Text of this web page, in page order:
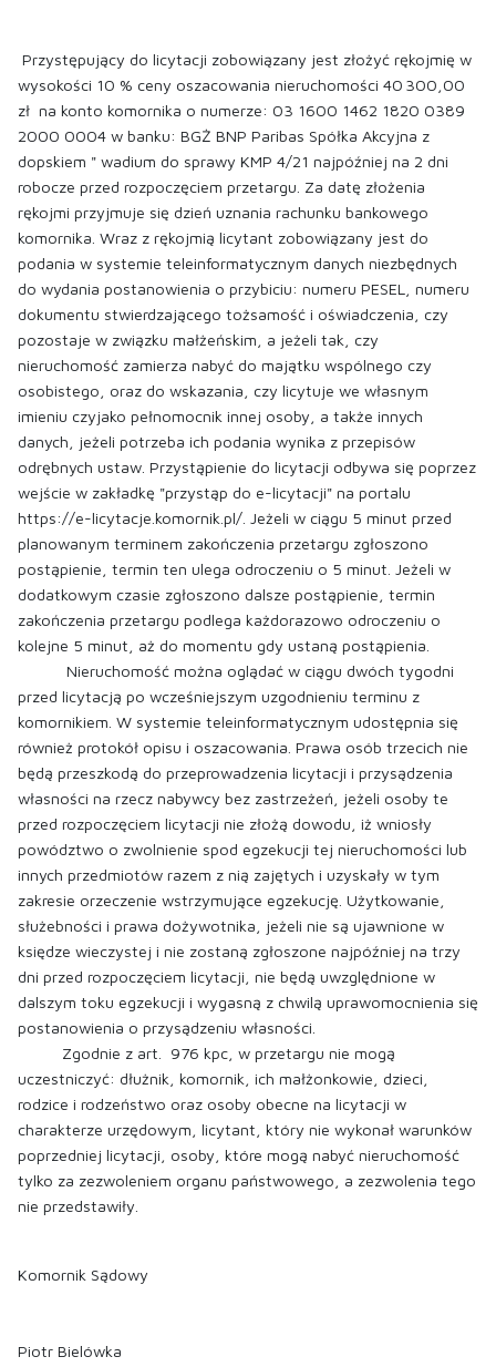
Przystępujący do licytacji zobowiązany jest złożyć rękojmię w
wysokości 10 % ceny oszacowania nieruchomości 40 300,00
zł na konto komornika o numerze: 03 1600 1462 1820 0389
2000 0004 w banku: BGŻ BNP Paribas Spółka Akcyjna z
dopskiem " wadium do sprawy KMP 4/21 najpóźniej na 2 dni
robocze przed rozpoczęciem przetargu. Za datę złożenia
rękojmi przyjmuje się dzień uznania rachunku bankowego
komornika. Wraz z rękojmią licytant zobowiązany jest do
podania w systemie teleinformatycznym danych niezbędnych
do wydania postanowienia o przybiciu: numeru PESEL, numeru
dokumentu stwierdzającego tożsamość i oświadczenia, czy
pozostaje w związku małżeńskim, a jeżeli tak, czy
nieruchomość zamierza nabyć do majątku wspólnego czy
osobistego, oraz do wskazania, czy licytuje we własnym
imieniu czyjako pełnomocnik innej osoby, a także innych
danych, jeżeli potrzeba ich podania wynika z przepisów
odrębnych ustaw. Przystąpienie do licytacji odbywa się poprzez
wejście w zakładkę "przystąp do e-licytacji" na portalu
https://e-licytacje.komornik.pl/. Jeżeli w ciągu 5 minut przed
planowanym terminem zakończenia przetargu zgłoszono
postąpienie, termin ten ulega odroczeniu o 5 minut. Jeżeli w
dodatkowym czasie zgłoszono dalsze postąpienie, termin
zakończenia przetargu podlega każdorazowo odroczeniu o
kolejne 5 minut, aż do momentu gdy ustaną postąpienia.
Nieruchomość można oglądać w ciągu dwóch tygodni
przed licytacją po wcześniejszym uzgodnieniu terminu z
komornikiem. W systemie teleinformatycznym udostępnia się
również protokół opisu i oszacowania. Prawa osób trzecich nie
będą przeszkodą do przeprowadzenia licytacji i przysądzenia
własności na rzecz nabywcy bez zastrzeżeń, jeżeli osoby te
przed rozpoczęciem licytacji nie złożą dowodu, iż wniosły
powództwo o zwolnienie spod egzekucji tej nieruchomości lub
innych przedmiotów razem z nią zajętych i uzyskały w tym
zakresie orzeczenie wstrzymujące egzekucję. Użytkowanie,
służebności i prawa dożywotnika, jeżeli nie są ujawnione w
księdze wieczystej i nie zostaną zgłoszone najpóźniej na trzy
dni przed rozpoczęciem licytacji, nie będą uwzględnione w
dalszym toku egzekucji i wygasną z chwilą uprawomocnienia się
postanowienia o przysądzeniu własności.
Zgodnie z art. 976 kpc, w przetargu nie mogą
uczestniczyć: dłużnik, komornik, ich małżonkowie, dzieci,
rodzice i rodzeństwo oraz osoby obecne na licytacji w
charakterze urzędowym, licytant, który nie wykonał warunków
poprzedniej licytacji, osoby, które mogą nabyć nieruchomość
tylko za zezwoleniem organu państwowego, a zezwolenia tego
nie przedstawiły.
Komornik Sądowy
Piotr Bielówka